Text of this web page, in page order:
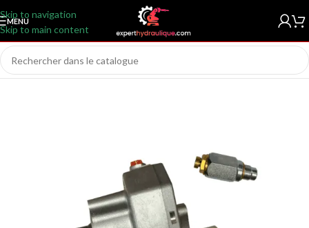
Skip to navigation
Skip to main content
MENU